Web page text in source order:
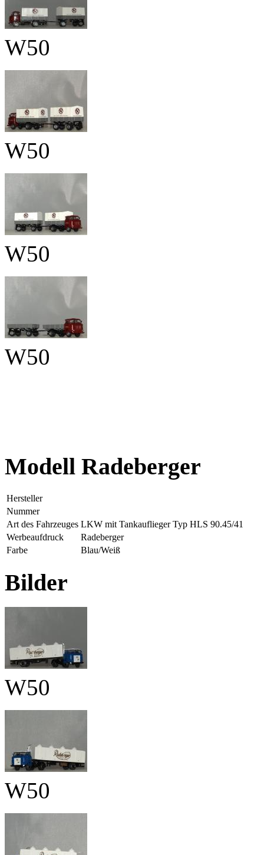
W50
W50
W50
W50
Modell Radeberger
Hersteller
Nummer
Art des Fahrzeuges LKW mit Tankauflieger Typ HLS 90.45/41
Werbeaufdruck
Radeberger
Farbe
Blau/Weiß
Bilder
W50
W50